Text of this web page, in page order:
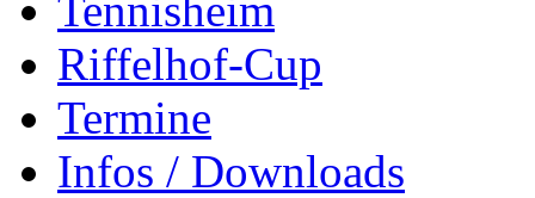
Riffelhof-Cup
Termine
Infos / Downloads